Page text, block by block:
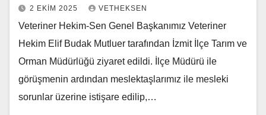
2 EKIM 2025 VETHEKSEN
Veteriner Hekim-Sen Genel Başkanımız Veteriner
Hekim Elif Budak Mutluer tarafından İzmit İlçe Tarım ve
Orman Müdürlüğü ziyaret edildi. İlçe Müdürü ile
görüşmenin ardından meslektaşlarımız ile mesleki
sorunlar üzerine istişare edilip,…